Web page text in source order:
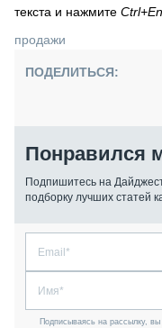
текста и нажмите
продажи
ПОДЕЛИТЬСЯ:
Понравился
Подпишитесь на
подборку лучших статей
Подписываясь на рассылку,